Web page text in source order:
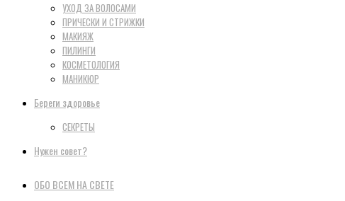
УХОД ЗА ВОЛОСАМИ
ПРИЧЕСКИ И СТРИЖКИ
МАКИЯЖ
ПИЛИНГИ
КОСМЕТОЛОГИЯ
МАНИКЮР
Береги здоровье
СЕКРЕТЫ
Нужен совет?
ОБО ВСЕМ НА СВЕТЕ